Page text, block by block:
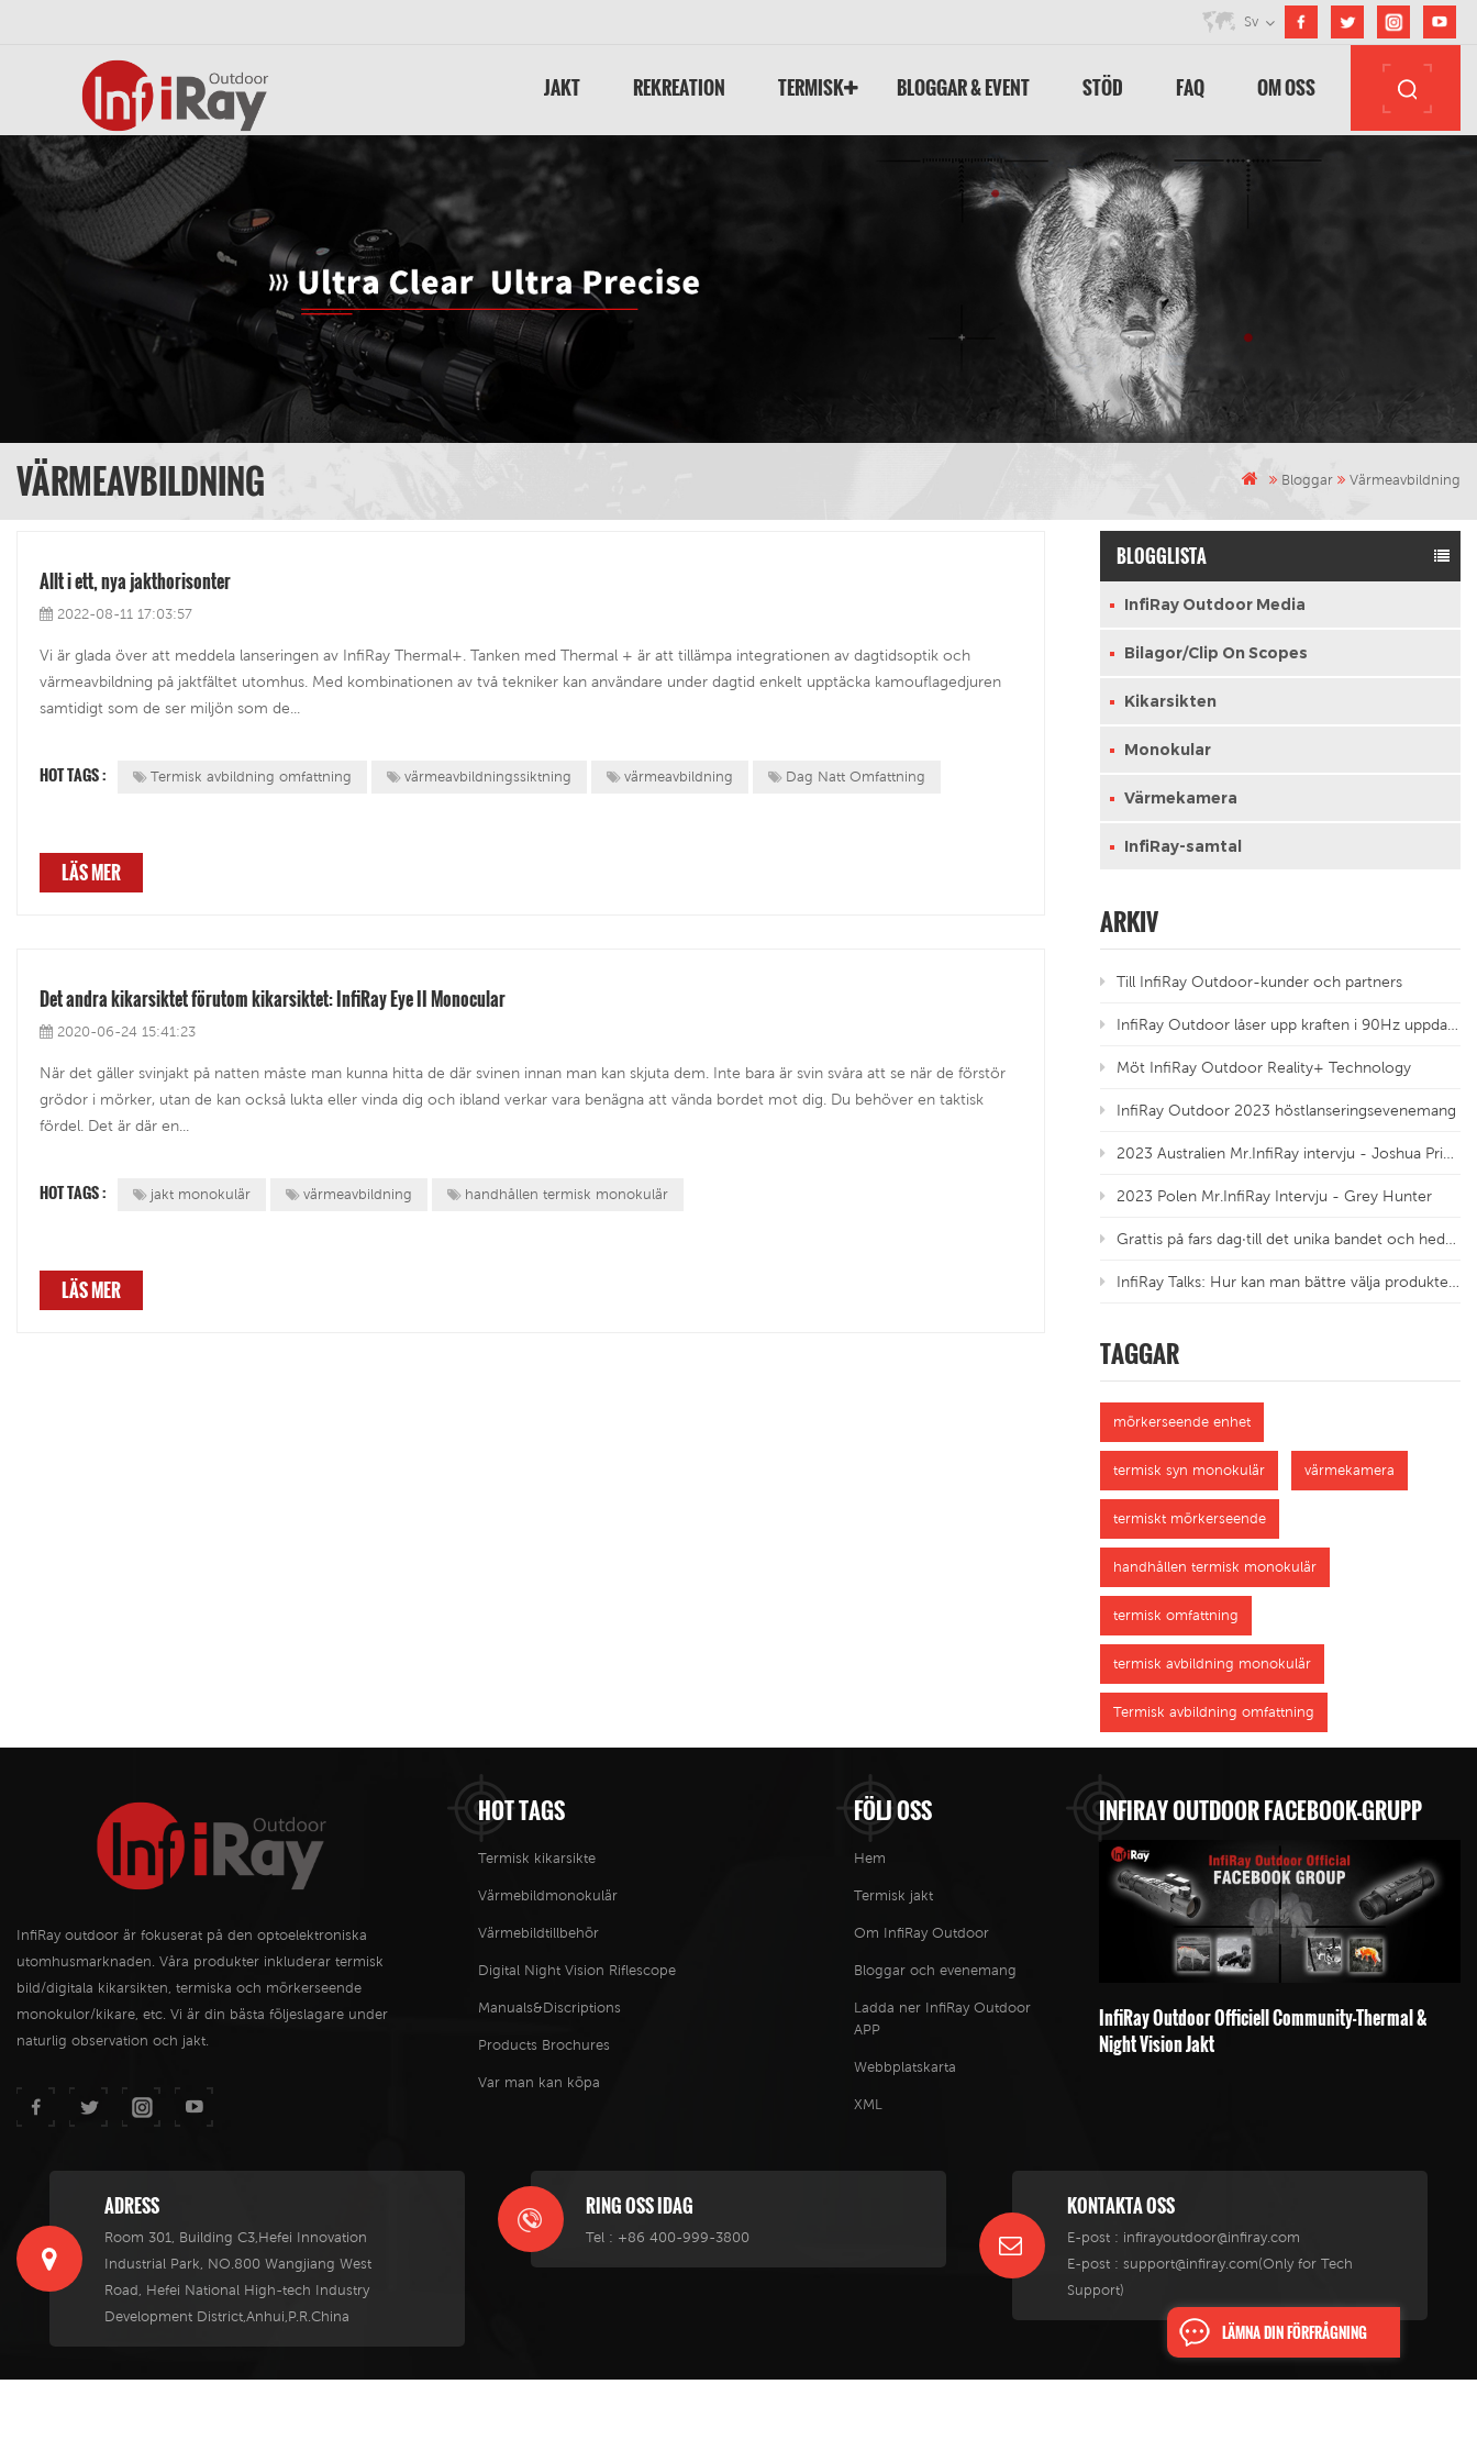
Sv
JAKT REKREATION TERMISK BLOGGAR & EVENT STÖD FAQ OM OSS
VÄRMEAVBILDNING Bloggar Värmeavbildning
Allt i ett, nya jakthorisonter
2022-08-11 17:03:57
Vi är glada över att meddela lanseringen av InfiRay Thermal+. Tanken med Thermal + är att tillämpa integrationen av dagtidsoptik och
värmeavbildning på jaktfältet utomhus. Med kombinationen av två tekniker kan användare under dagtid enkelt upptäcka kamouflagedjuren
samtidigt som de ser miljön som de...
HOT TAGS : Termisk avbildning omfattning värmeavbildningssiktning värmeavbildning Dag Natt Omfattning
LÄS MER
Det andra kikarsiktet förutom kikarsiktet: InfiRay Eye II Monocular
2020-06-24 15:41:23
När det gäller svinjakt på natten måste man kunna hitta de där svinen innan man kan skjuta dem. Inte bara är svin svåra att se när de förstör
grödor i mörker, utan de kan också lukta eller vinda dig och ibland verkar vara benägna att vända bordet mot dig. Du behöver en taktisk
fördel. Det är där en...
HOT TAGS : jakt monokulär värmeavbildning handhållen termisk monokulär
LÄS MER
BLOGGLISTA
InfiRay Outdoor Media
Bilagor/Clip On Scopes
Kikarsikten
Monokular
Värmekamera
InfiRay-samtal
ARKIV
Till InfiRay Outdoor-kunder och partners
InfiRay Outdoor låser upp kraften i 90Hz uppdateringsfrekvens
Möt InfiRay Outdoor Reality+ Technology
InfiRay Outdoor 2023 höstlanseringsevenemang
2023 Australien Mr.InfiRay intervju - Joshua Priebbenow
2023 Polen Mr.InfiRay Intervju - Grey Hunter
Grattis på fars dag·till det unika bandet och hedrade traditioner
InfiRay Talks: Hur kan man bättre välja produkter med olika upplösningar för termiska sensorer?
TAGGAR
mörkerseende enhet
termisk syn monokulär värmekamera
termiskt mörkerseende
handhållen termisk monokulär
termisk omfattning
termisk avbildning monokulär
Termisk avbildning omfattning
InfiRay outdoor är fokuserat på den optoelektroniska
utomhusmarknaden. Våra produkter inkluderar termisk
bild/digitala kikarsikten, termiska och mörkerseende
monokulor/kikare, etc. Vi är din bästa följeslagare under
naturlig observation och jakt.
HOT TAGS
Termisk kikarsikte
Värmebildmonokulär
Värmebildtillbehör
Digital Night Vision Riflescope
Manuals&Discriptions
Products Brochures
Var man kan köpa
FÖLJ OSS
Hem
Termisk jakt
Om InfiRay Outdoor
Bloggar och evenemang
Ladda ner InfiRay Outdoor
APP
Webbplatskarta
XML
INFIRAY OUTDOOR FACEBOOK-GRUPP
InfiRay Outdoor Officiell Community-Thermal &
Night Vision Jakt
ADRESS
Room 301, Building C3,Hefei Innovation
Industrial Park, NO.800 Wangjiang West
Road, Hefei National High-tech Industry
Development District,Anhui,P.R.China
RING OSS IDAG
Tel : +86 400-999-3800
KONTAKTA OSS
E-post : infirayoutdoor@infiray.com
E-post : support@infiray.com(Only for Tech
Support)
LÄMNA DIN FÖRFRÅGNING